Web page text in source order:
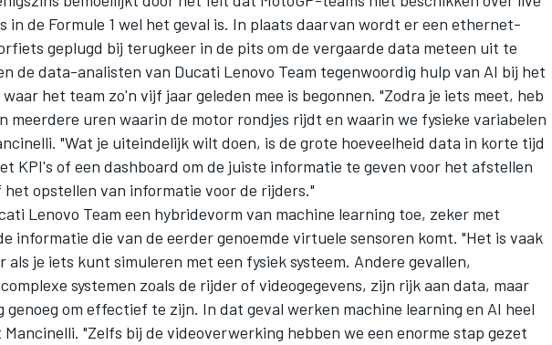
in de Formule 1 wel het geval is. In plaats daarvan wordt er een ethernet-
geplugd bij terugkeer in de pits om de vergaarde data meteen uit te
de data-analisten van Ducati Lenovo Team tegenwoordig hulp van AI bij het
het team zo'n vijf jaar geleden mee is begonnen. "Zodra je iets meet, heb
meerdere uren waarin de motor rondjes rijdt en waarin we fysieke variabelen
"Wat je uiteindelijk wilt doen, is de grote hoeveelheid data in korte tijd
KPI's of een dashboard om de juiste informatie te geven voor het afstellen
opstellen van informatie voor de rijders."
Lenovo Team een hybridevorm van machine learning toe, zeker met
informatie die van de eerder genoemde virtuele sensoren komt. "Het is vaak
je iets kunt simuleren met een fysiek systeem. Andere gevallen,
systemen zoals de rijder of videogegevens, zijn rijk aan data, maar
genoeg om effectief te zijn. In dat geval werken machine learning en AI heel
"Zelfs bij de videoverwerking hebben we een enorme stap gezet